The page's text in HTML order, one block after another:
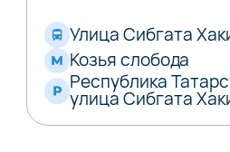
Улица Сибгата
Козья слобода
Республика
улица Сибгата